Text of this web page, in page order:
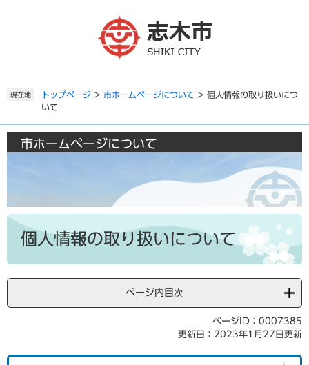
。
て
文
現在地 トップページ > 市ホームページについて > 個人情報の取り扱いにつ
いて
市ホームページについて
本
個人情報の取り扱いについて
ページ内目次
ページID：0007385
更新日：2023年1月27日更新